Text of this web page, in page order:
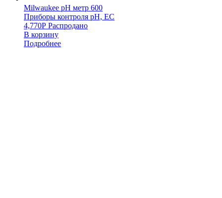
Milwaukee pH метр 600
Приборы контроля pH, EC
4,770Р Распродано
В корзину
Подробнее